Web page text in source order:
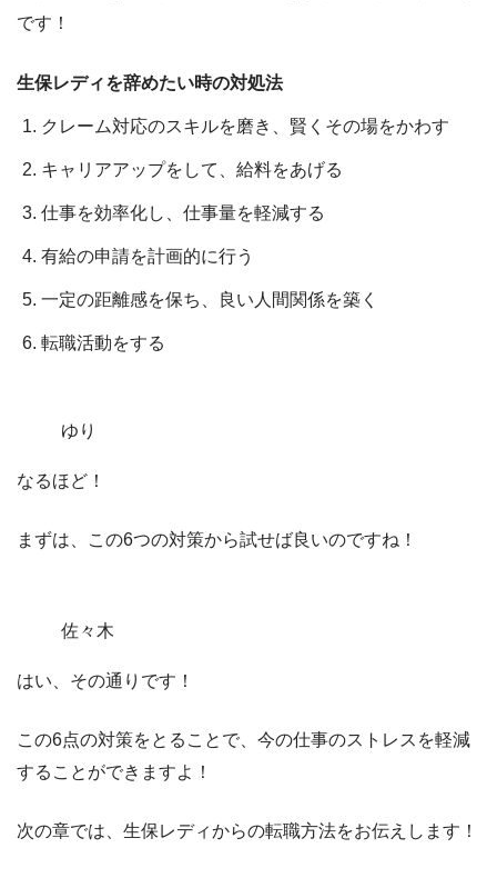
です！
生保レディを辞めたい時の対処法
クレーム対応のスキルを磨き、賢くその場をかわす
キャリアアップをして、給料をあげる
仕事を効率化し、仕事量を軽減する
有給の申請を計画的に行う
一定の距離感を保ち、良い人間関係を築く
転職活動をする
ゆり
なるほど！
まずは、この6つの対策から試せば良いのですね！
佐々木
はい、その通りです！
この6点の対策をとることで、 今の仕事のストレスを軽減
することができますよ！
次の章では、生保レディからの転職方法をお伝えします！